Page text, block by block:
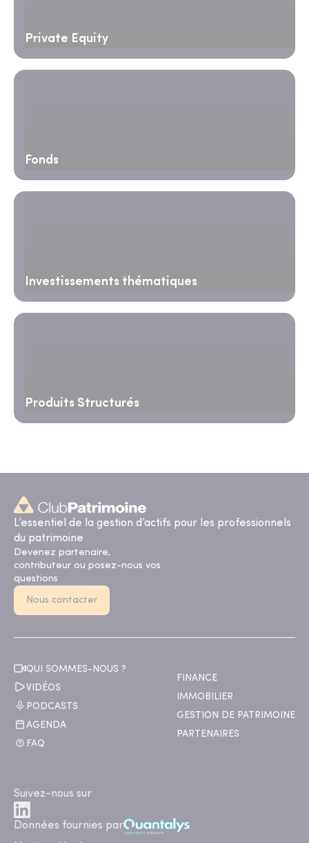
Private Equity
Fonds
Investissements thématiques
Produits Structurés
L’essentiel de la gestion d’actifs pour les professionnels
du patrimoine
Devenez partenaire,
contributeur ou posez-nous vos
questions
Nous contacter
QUI SOMMES-NOUS ?
VIDÉOS
PODCASTS
AGENDA
FAQ
FINANCE
IMMOBILIER
GESTION DE PATRIMOINE
PARTENAIRES
Suivez-nous sur
Données fournies par